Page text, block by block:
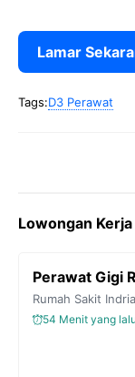
Lamar
Tags:D3 Perawat
Lowongan
Perawat Gigi
Rumah Sakit
54 Menit yang lalu